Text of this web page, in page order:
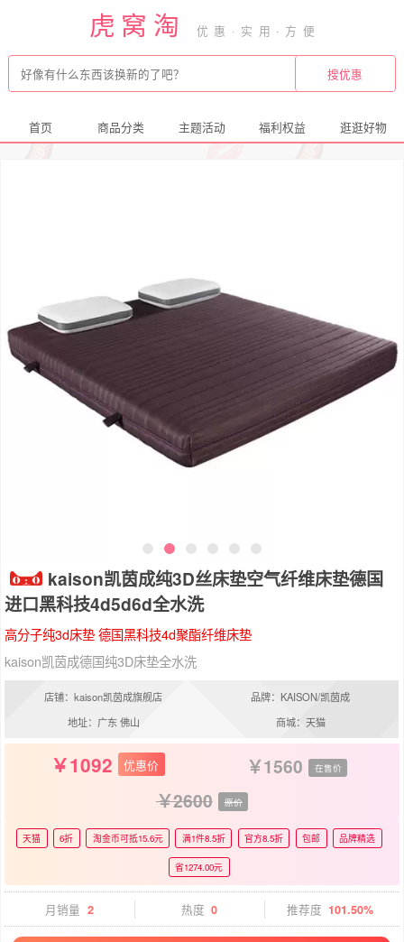
虎窝淘
首页 商品分类 主题活动 福利权益 逛逛好物
kaison凯茵成纯3D丝床垫空气纤维床垫德国
进口黑科技4d5d6d全水洗
高分子纯3d床垫 德国黑科技4d聚酯纤维床垫
kaison凯茵成德国纯3D床垫全水洗
店铺：kaison凯茵成旗舰店
品牌：KAISON/凯茵成
地址：广东 佛山
商城：天猫
1092 优惠价 1560 在售价
2600 原价
天猫 6折 淘金币可抵15.6元 满1件8.5折 官方8.5折 包邮 品牌精选
省1274.00元
月销量 2 热度 0 推荐度 101.50%